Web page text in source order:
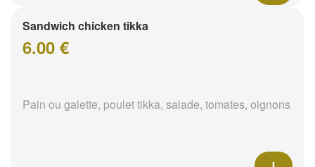
Sandwich chicken tikka
6.00 €
Pain ou galette, poulet tikka, salade, tomates, oignons